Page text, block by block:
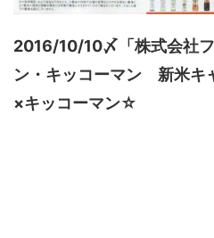
2016/10/10〆「株式会社
ン・キッコーマン 新米キ
×キッコーマン☆